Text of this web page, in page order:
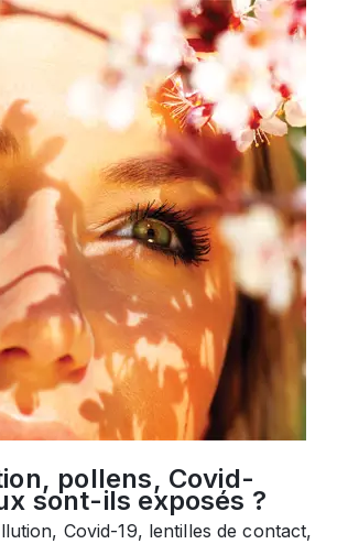
pollens, Covid-
sont-ils exposés ?
Covid-19, lentilles de contact,